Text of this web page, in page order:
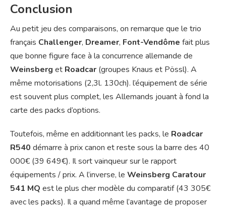
Conclusion
Au petit jeu des comparaisons, on remarque que le trio
français Challenger, Dreamer, Font-Vendôme fait plus
que bonne figure face à la concurrence allemande de
Weinsberg et Roadcar (groupes Knaus et Pössl). A
même motorisations (2,3l. 130ch). l’équipement de série
est souvent plus complet, les Allemands jouant à fond la
carte des packs d’options.
Toutefois, même en additionnant les packs, le Roadcar
R540 démarre à prix canon et reste sous la barre des 40
000€ (39 649€). Il sort vainqueur sur le rapport
équipements / prix. A l’inverse, le Weinsberg Caratour
541 MQ est le plus cher modèle du comparatif (43 305€
avec les packs). Il a quand même l’avantage de proposer